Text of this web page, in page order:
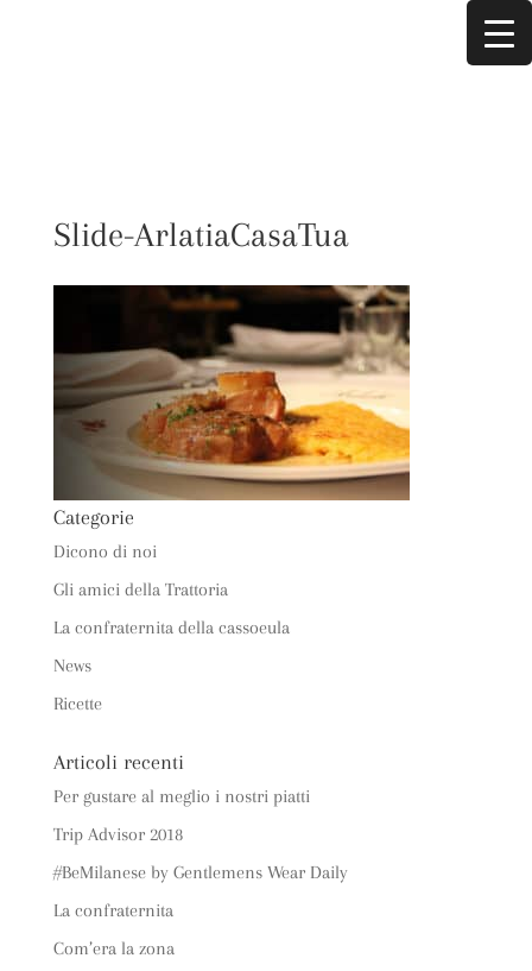
Slide-ArlatiaCasaTua
Categorie
Dicono di noi
Gli amici della Trattoria
La confraternita della cassoeula
News
Ricette
Articoli recenti
Per gustare al meglio i nostri piatti
Trip Advisor 2018
#BeMilanese by Gentlemens Wear Daily
La confraternita
Com’era la zona